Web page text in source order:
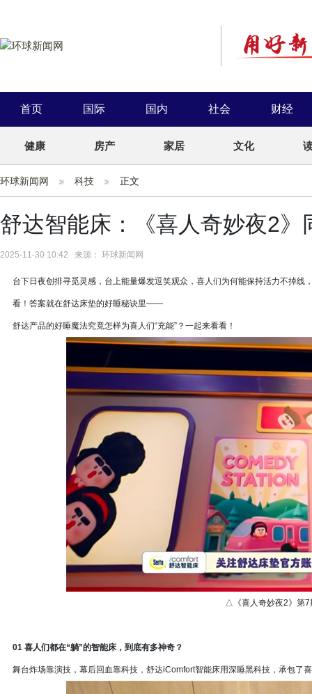
首页 国际 国内 社会 财经
健康 房产 家居 文化
环球新闻网 科技 正文
舒达智能床：《喜人奇妙夜2》
2025-11-30 10:42 来源： 环球新闻网
台下日夜创排寻觅灵感，台上能量爆发逗笑观众，喜人们为何能保持活力不掉线
看！答案就在舒达床垫的好睡秘诀里——
舒达产品的好睡魔法究竟怎样为喜人们“充能”？一起来看看！
△《喜人奇妙夜2》第7
01 喜人们都在“躺”的智能床，到底有多神奇？
舞台炸场靠演技，幕后回血靠科技，舒达iComfort智能床用深睡黑科技，承包了